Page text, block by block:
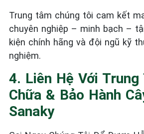
Trung tâm chúng tôi cam kết
chuyên nghiệp – minh bạch –
kiện chính hãng và đội ngũ kỹ
nghiệm.
4. Liên Hệ Với Trung
Chữa & Bảo Hành
Sanaky